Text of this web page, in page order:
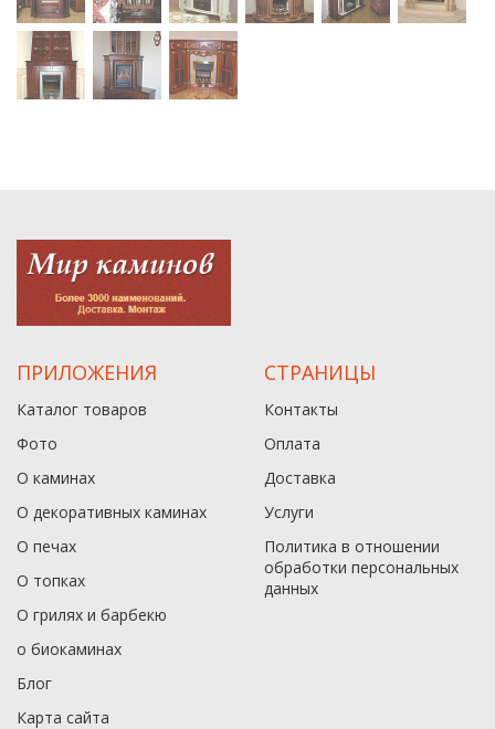
ПРИЛОЖЕНИЯ
Каталог товаров
Фото
О каминах
О декоративных каминах
О печах
О топках
О грилях и барбекю
о биокаминах
Блог
Карта сайта
СТРАНИЦЫ
Контакты
Оплата
Доставка
Услуги
Политика в отношении
обработки персональных
данныx